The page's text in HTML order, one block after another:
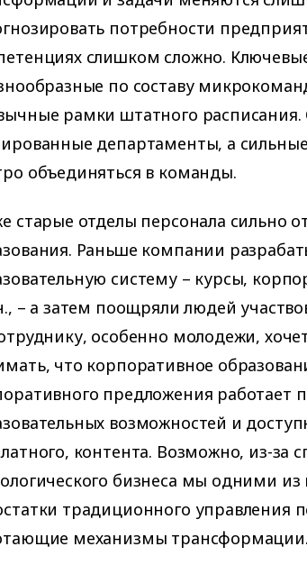
потребности
слишком сложно.
по составу
рамки штатного
департаменты, а
объединяться в команды.
старые отделы персонала сильно
Раньше компании
систему – курсы,
– а затем поощряли людей
особенно молодежи,
что корпоративное
предложения работает
возможностей и
контента. Возможно, из-за
бизнеса мы одними
традиционного управления
механизмы трансформации.